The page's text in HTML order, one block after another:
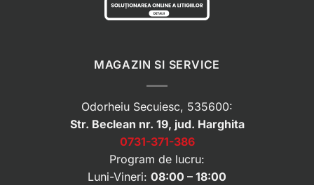
MAGAZIN SI SERVICE
Odorheiu Secuiesc, 535600:
Str. Beclean nr. 19, jud. Harghita
0731-371-386
Program de lucru:
Luni-Vineri: 08:00 – 18:00